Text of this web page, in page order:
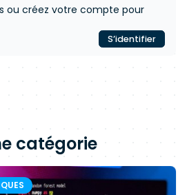
ou créez votre compte pour
S’identifier
catégorie